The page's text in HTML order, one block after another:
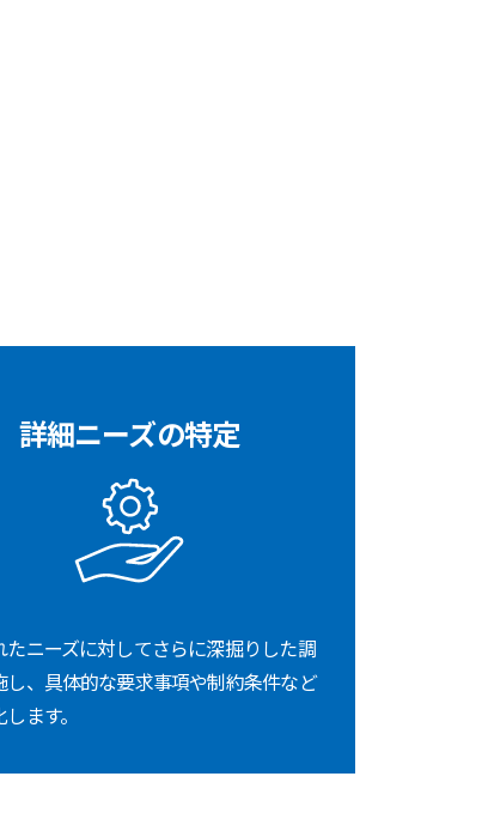
詳細ニーズの特定
たニーズに対してさらに深掘りした調
し、具体的な要求事項や制約条件など
ます。